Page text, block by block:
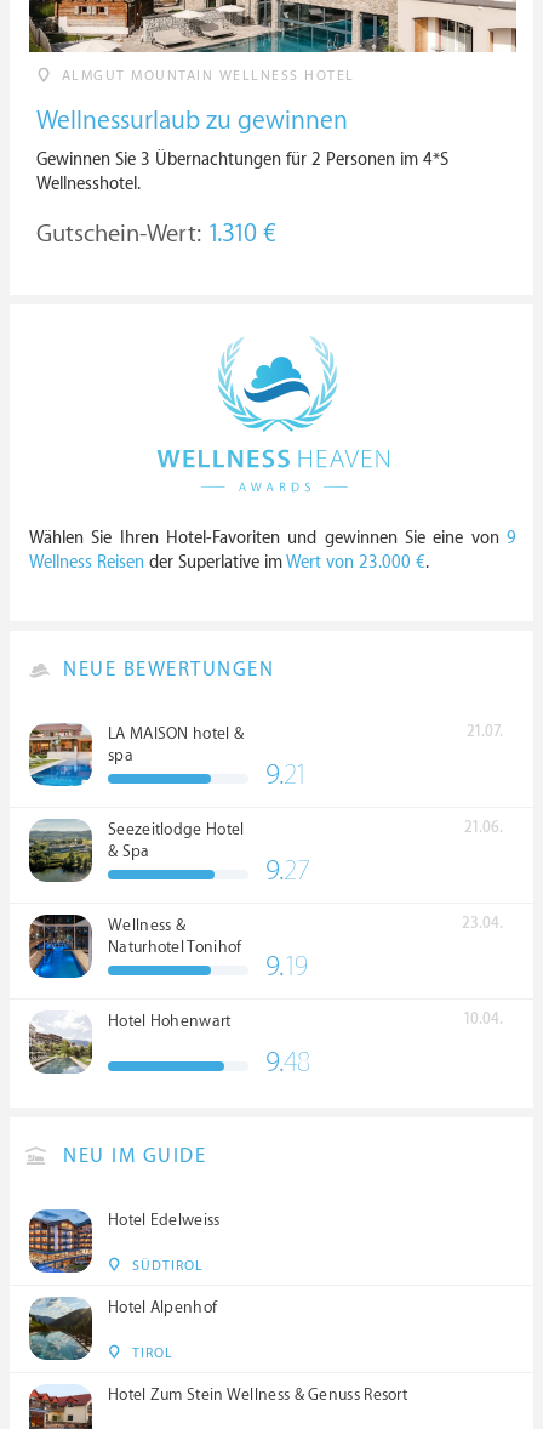
ALMGUT MOUNTAIN WELLNESS HOTEL
Wellnessurlaub zu gewinnen
Gewinnen Sie 3 Übernachtungen für 2 Personen im 4*S
Wellnesshotel.
Gutschein-Wert: 1.310 €
Wählen Sie Ihren Hotel-Favoriten und gewinnen Sie eine von 9
Wellness Reisen der Superlative imWert von 23.000 €.
NEUE BEWERTUNGEN
LA MAISON hotel &
spa
21.07.
9.21
Seezeitlodge Hotel
& Spa
21.06.
9.27
Wellness &
Naturhotel Tonihof
****S
23.04.
9.19
Hotel Hohenwart 10.04.
9.48
NEU IM GUIDE
Hotel Edelweiss
SÜDTIROL
Hotel Alpenhof
TIROL
Hotel Zum Stein Wellness & Genuss Resort